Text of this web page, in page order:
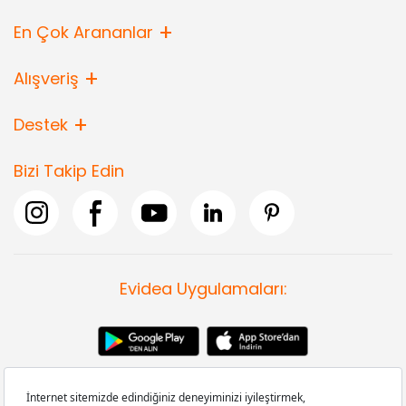
En Çok Arananlar
Alışveriş
Destek
Bizi Takip Edin
Evidea Uygulamaları: